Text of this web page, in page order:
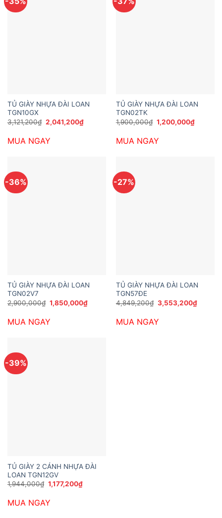
TỦ GIÀY NHỰA ĐÀI LOAN
TGN10GX
3,121,200₫ Giá
gốc
3,121,200₫.
2,041,200₫Giá
hiện
MUA NGAY
TỦ GIÀY NHỰA ĐÀI LOAN
TGN02TK
1,900,000₫ Giá
gốc
1,900,000₫.
1,200,000₫Giá
hiện
MUA NGAY
-36%
TỦ GIÀY NHỰA ĐÀI LOAN
TGN02V7
2,900,000₫ Giá
gốc
2,900,000₫.
1,850,000₫Giá
hiện
MUA NGAY
-27%
TỦ GIÀY NHỰA ĐÀI LOAN
TGN57ĐE
4,849,200₫ Giá
gốc
4,849,200₫.
3,553,200₫Giá
hiện
MUA NGAY
-39%
TỦ GIÀY 2 CÁNH NHỰA ĐÀI
LOAN TGN12GV
1,944,000₫ Giá
gốc
1,944,000₫.
1,177,200₫Giá
hiện
MUA NGAY